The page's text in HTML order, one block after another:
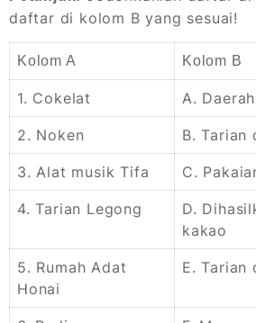
daftar di kolom B yang sesuai!
Kolom A Kolom B
1. Cokelat A.
2. Noken B. Tarian
3. Alat musik Tifa C.
4. Tarian Legong
D.
kakao
5. Rumah Adat
Honai
E. Tarian